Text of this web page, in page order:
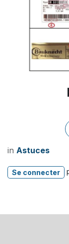
in Astuces
Se connecter